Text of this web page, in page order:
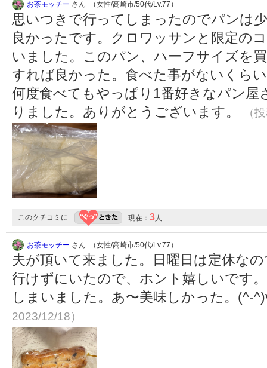
お茶モッチー さん （女性/高崎市/50代/Lv.77）
思いつきで行ってしまったのでパンは
良かったです。クロワッサンと限定の
いました。このパン、ハーフサイズを
すれば良かった。食べた事がないくら
何度食べてもやっぱり1番好きなパン屋
りました。ありがとうございます。
（
このクチコミに 現在： 3人
お茶モッチー さん （女性/高崎市/50代/Lv.77）
夫が頂いて来ました。日曜日は定休な
行けずにいたので、ホント嬉しいです
しまいました。あ〜美味しかった。(^-
2023/12/18）